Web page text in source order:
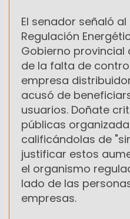
El senador señaló
Regulación
Gobierno
de la falta de
empresa
acusó de
usuarios. Doñate
públicas
calificándolas de
justificar estos
el organismo
lado de las
empresas.